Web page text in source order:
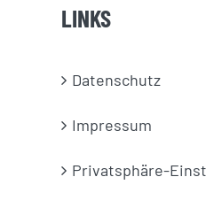
LINKS
Datenschutz
Impressum
Privatsphäre-